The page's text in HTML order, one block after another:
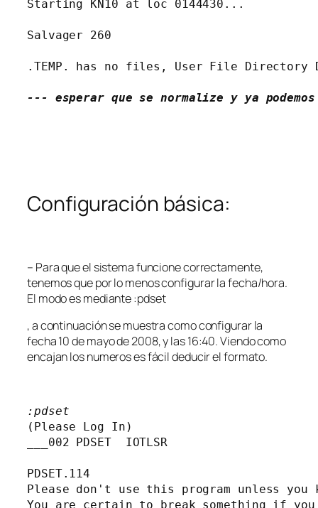
Starting KN10 at loc 0144430...
Salvager 260
.TEMP. has no files, User File Directory
--- esperar que se normalize y ya
Configuración básica:
– Para que el sistema funcione correctamente,
tenemos que por lo menos configurar la fecha/hora.
El modo es mediante:pdset
, a continuación se muestra como configurar la
fecha 10 de mayo de 2008, y las 16:40. Viendo como
encajan los numeros es fácil deducir el formato.
:pdset
(Please Log In)
___002 PDSET  IOTLSR
PDSET.114
Please don't use this program unless you
You are certain to break something if